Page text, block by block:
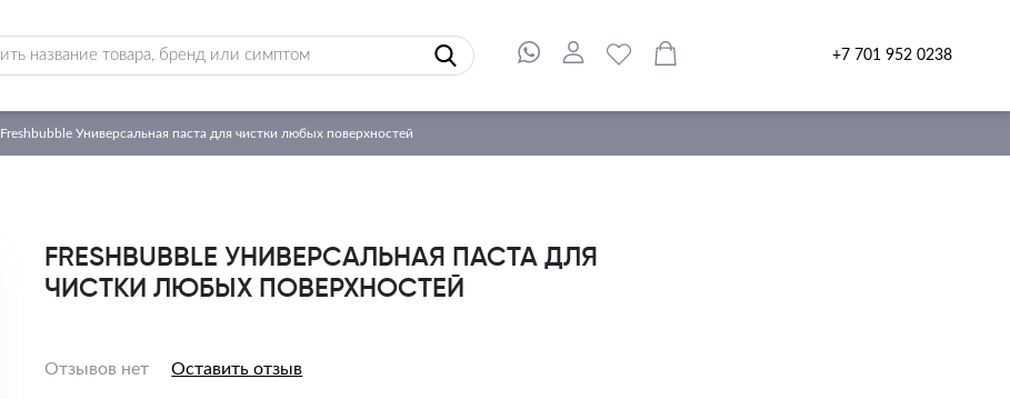
+7 701 952 0238
Freshbubble Универсальная паста для чистки любых поверхностей
FRESHBUBBLE УНИВЕРСАЛЬНАЯ ПАСТА ДЛЯ
ЧИСТКИ ЛЮБЫХ ПОВЕРХНОСТЕЙ
Отзывов нет Оставить отзыв